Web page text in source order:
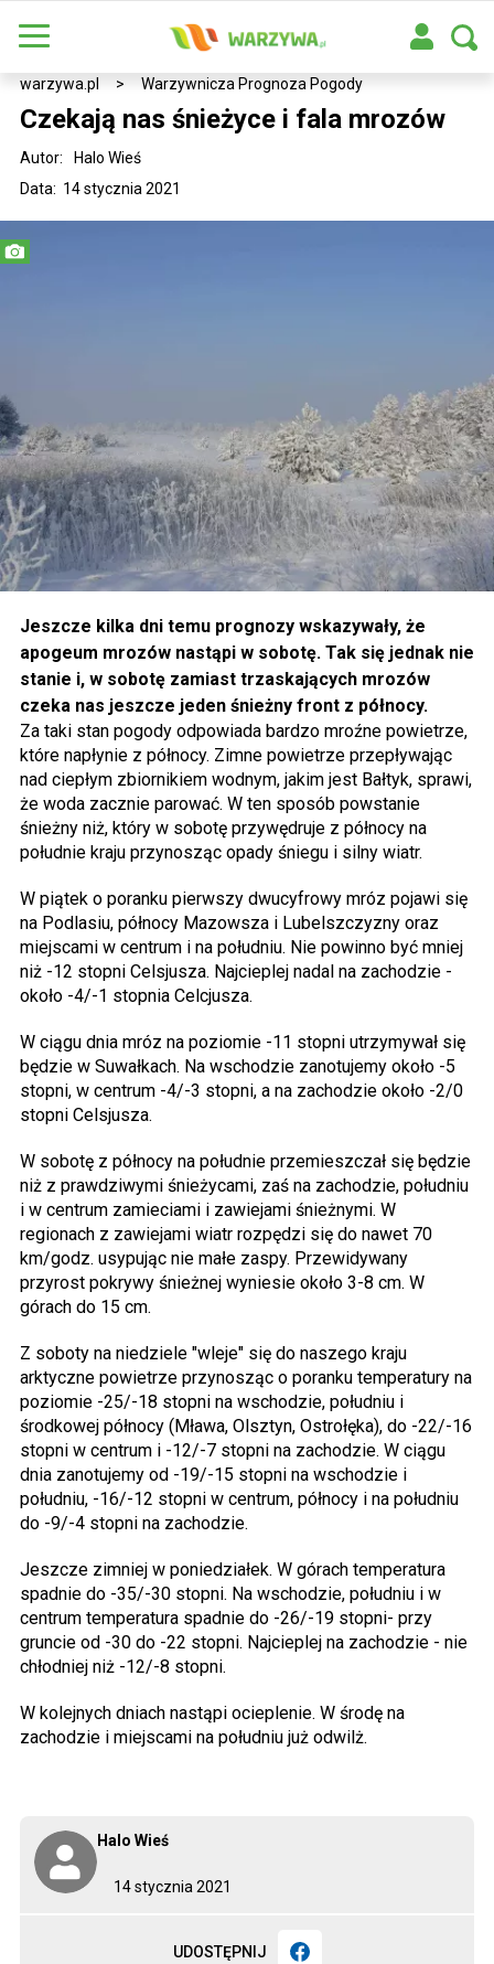
warzywa.pl > Warzywnicza Prognoza Pogody
Czekają nas śnieżyce i fala mrozów
Data: 14 stycznia 2021
Autor: Halo Wieś
14 stycznia 2021
Halo Wieś
UDOSTĘPNIJ
Jeszcze kilka dni temu prognozy wskazywały, że
apogeum mrozów nastąpi w sobotę. Tak się jednak nie
stanie i, w sobotę zamiast trzaskających mrozów
czeka nas jeszcze jeden śnieżny front z północy.
Za taki stan pogody odpowiada bardzo mroźne powietrze,
które napłynie z północy. Zimne powietrze przepływając
nad ciepłym zbiornikiem wodnym, jakim jest Bałtyk, sprawi,
że woda zacznie parować. W ten sposób powstanie
śnieżny niż, który w sobotę przywędruje z północy na
południe kraju przynosząc opady śniegu i silny wiatr.
W piątek o poranku pierwszy dwucyfrowy mróz pojawi się
na Podlasiu, północy Mazowsza i Lubelszczyzny oraz
miejscami w centrum i na południu. Nie powinno być mniej
niż -12 stopni Celsjusza. Najcieplej nadal na zachodzie -
około -4/-1 stopnia Celcjusza.
W ciągu dnia mróz na poziomie -11 stopni utrzymywał się
będzie w Suwałkach. Na wschodzie zanotujemy około -5
stopni, w centrum -4/-3 stopni, a na zachodzie około -2/0
stopni Celsjusza.
W sobotę z północy na południe przemieszczał się będzie
niż z prawdziwymi śnieżycami, zaś na zachodzie, południu
i w centrum zamieciami i zawiejami śnieżnymi. W
regionach z zawiejami wiatr rozpędzi się do nawet 70
km/godz. usypując nie małe zaspy. Przewidywany
przyrost pokrywy śnieżnej wyniesie około 3-8 cm. W
górach do 15 cm.
Z soboty na niedziele "wleje" się do naszego kraju
arktyczne powietrze przynosząc o poranku temperatury na
poziomie -25/-18 stopni na wschodzie, południu i
środkowej północy (Mława, Olsztyn, Ostrołęka), do -22/-16
stopni w centrum i -12/-7 stopni na zachodzie. W ciągu
dnia zanotujemy od -19/-15 stopni na wschodzie i
południu, -16/-12 stopni w centrum, północy i na południu
do -9/-4 stopni na zachodzie.
Jeszcze zimniej w poniedziałek. W górach temperatura
spadnie do -35/-30 stopni. Na wschodzie, południu i w
centrum temperatura spadnie do -26/-19 stopni- przy
gruncie od -30 do -22 stopni. Najcieplej na zachodzie - nie
chłodniej niż -12/-8 stopni.
W kolejnych dniach nastąpi ocieplenie. W środę na
zachodzie i miejscami na południu już odwilż.